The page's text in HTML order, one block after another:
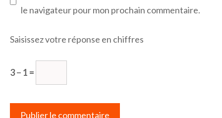
le navigateur pour mon prochain commentaire.
Saisissez votre réponse en chiffres
3 − 1 =